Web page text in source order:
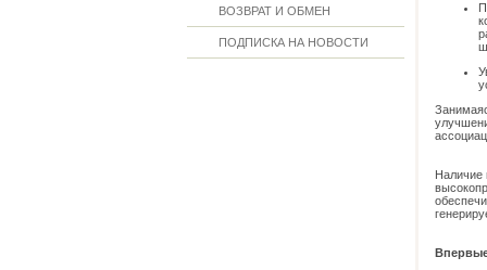
ВОЗВРАТ И ОБМЕН
ПОДПИСКА НА НОВОСТИ
Наличие